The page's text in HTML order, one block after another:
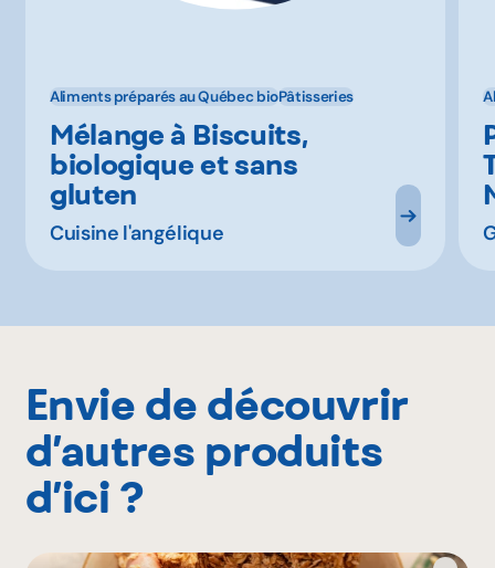
Aliments préparés au Québec bioPâtisseries
Mélange à Biscuits,
biologique et sans
gluten
Cuisine l'angélique
Envie de découvrir
d’autres produits
d’ici ?